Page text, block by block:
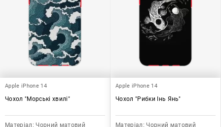
Apple iPhone 14
Чохол "Морські хвилі"
Матеріал: Чорний матовий
Apple iPhone 14
Чохол "Рибки Інь Янь"
Матеріал: Чорний матовий